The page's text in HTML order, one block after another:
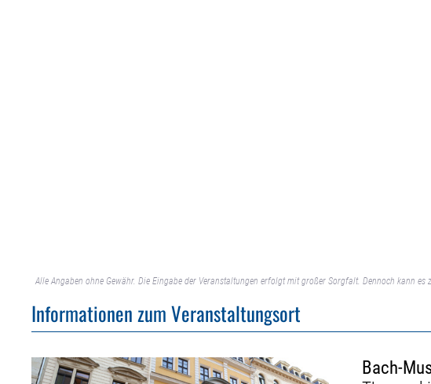
Alle Angaben ohne Gewähr. Die Eingabe der Veranstaltungen erfolgt mit großer Sorgfalt. Dennoch kann
Informationen zum Veranstaltungsort
Bach-